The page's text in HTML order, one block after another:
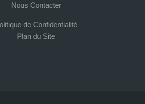
Nous Contacter
de Confidentialité
Plan du Site